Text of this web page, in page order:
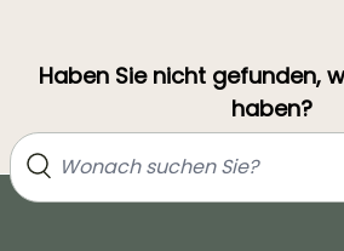
Haben Sie nicht gefunden,
haben?